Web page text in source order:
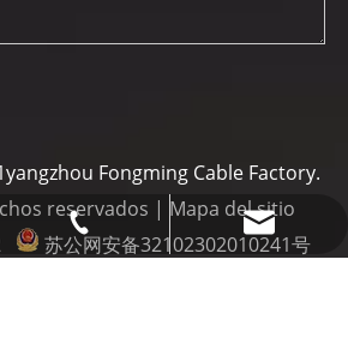
+86-15152726626
+86-514-88784080
info@fmcable.com
Fongming Cable Factory.
reservados | Mapa del sitio
苏公网安备32102302010241号